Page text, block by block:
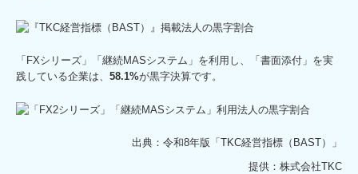
「FXシリーズ」「継続MASシステム」を利用し、「書面添付」を実
践している企業は、 58.1%が黒字決算です。
出典：令和8年版「TKC経営指標 （BAST）」
提供：株式会社TKC